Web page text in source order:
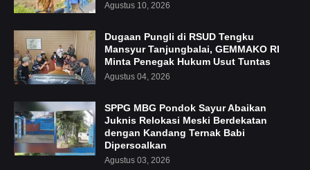
Agustus 10, 2026
Dugaan Pungli di RSUD Tengku
Mansyur Tanjungbalai, GEMMAKO RI
Minta Penegak Hukum Usut Tuntas
Agustus 04, 2026
SPPG MBG Pondok Sayur Abaikan
Juknis Relokasi Meski Berdekatan
dengan Kandang Ternak Babi
Dipersoalkan
Agustus 03, 2026